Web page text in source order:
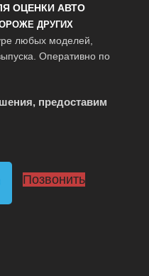
ОЦЕНКИ АВТО
ДРУГИХ
любых моделей,
Оперативно по
предоставим
Позвонить